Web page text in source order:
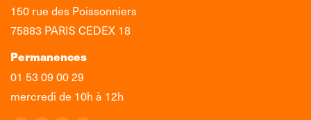
150 rue des Poissonniers
75883 PARIS CEDEX 18
Permanences
01 53 09 00 29
mercredi de 10h à 12h